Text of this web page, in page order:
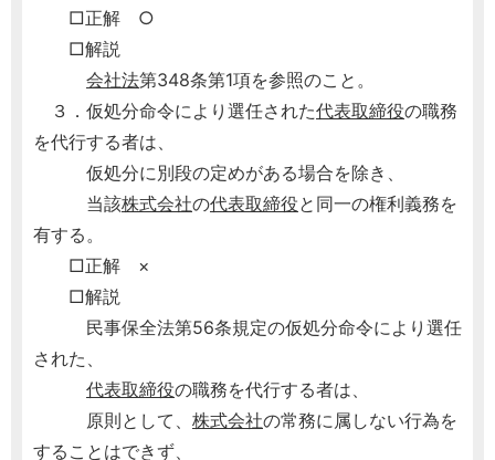
□正解 ○
□解説
会社法第348条第1項を参照のこと。
３．仮処分命令により選任された代表取締役の職務
を代行する者は、
仮処分に別段の定めがある場合を除き、
当該株式会社の代表取締役と同一の権利義務を
有する。
□正解 ×
□解説
民事保全法第56条規定の仮処分命令により選任
された、
代表取締役の職務を代行する者は、
原則として、 株式会社の常務に属しない行為を
することはできず、